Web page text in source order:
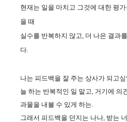
현재는 일을 마치고 그것에 대한 평
을 때
실수를 반복하지 않고, 더 나은 결과
다.
나는 피드백을 잘 주는 상사가 되고
늘 하는 반복적인 일 말고, 거기에 의
과물을 내볼 수 있게 하는.
그래서 피드백을 던지는 나나, 받는